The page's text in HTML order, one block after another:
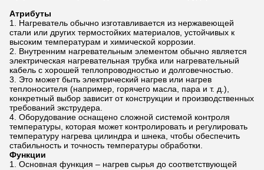
Атрибуты
Нагреватель обычно изготавливается из нержавеющей
стали или других термостойких материалов, устойчивых к
высоким температурам и химической коррозии.
Внутренним нагревательным элементом обычно является
электрическая нагревательная трубка или нагревательный
кабель с хорошей теплопроводностью и долговечностью.
Это может быть электрический нагрев или нагрев
теплоносителя (например, горячего масла, пара и т. д.),
конкретный выбор зависит от конструкции и производственных
требований экструдера.
Оборудование оснащено сложной системой контроля
температуры, которая может контролировать и регулировать
температуру нагрева цилиндра и шнека, чтобы обеспечить
стабильность и точность температуры обработки.
Функции
Основная функция – нагрев сырья до соответствующей